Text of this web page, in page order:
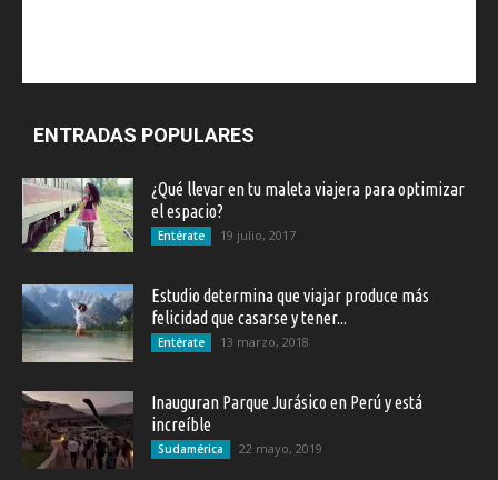
ENTRADAS POPULARES
¿Qué llevar en tu maleta viajera para optimizar
el espacio?
Entérate 19 julio, 2017
Estudio determina que viajar produce más
felicidad que casarse y tener...
Entérate 13 marzo, 2018
Inauguran Parque Jurásico en Perú y está
increíble
Sudamérica 22 mayo, 2019